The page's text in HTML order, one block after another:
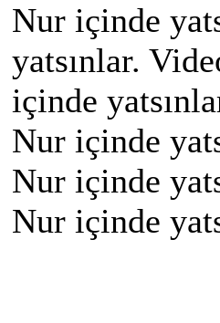
Nur içinde
yatsınlar.
içinde
Nur içinde
Nur içinde
Nur içinde